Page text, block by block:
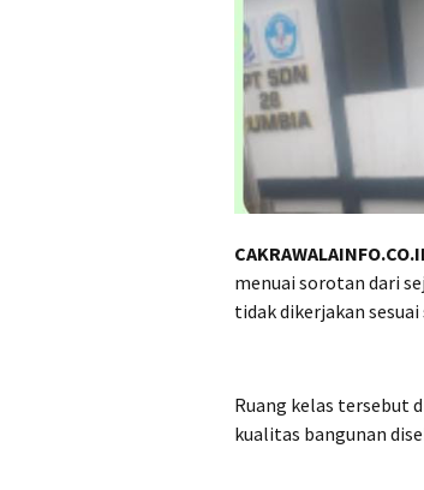
menuai sorotan dari
tidak dikerjakan
‎Ruang kelas tersebut
kualitas bangunan